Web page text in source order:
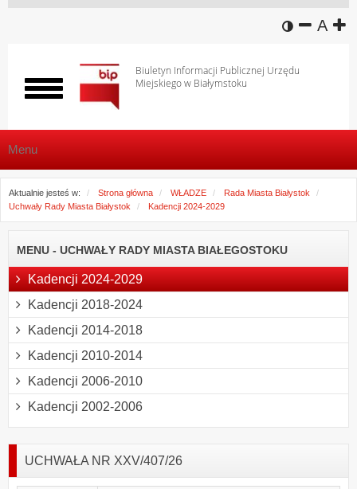
wersja
A
Biuletyn Informacji Publicznej Urzędu
Miejskiego w Białymstoku
Włącz
menu
Menu
Aktualnie jesteś w: Strona główna WŁADZE
Rada Miasta Białystok
Uchwały Rady Miasta Białystok
Kadencji 2024-2029
MENU - UCHWAŁY RADY MIASTA BIAŁEGOSTOKU
Kadencji 2024-2029
Kadencji 2018-2024
Kadencji 2014-2018
Kadencji 2010-2014
Kadencji 2006-2010
Kadencji 2002-2006
UCHWAŁA NR XXV/407/26